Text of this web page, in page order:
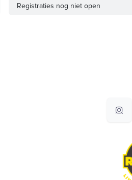
Registraties nog niet open